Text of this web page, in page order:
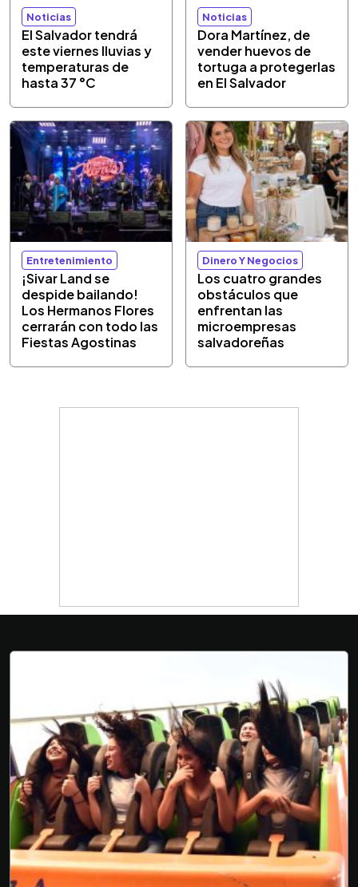
Noticias
El Salvador tendrá
este viernes lluvias y
temperaturas de
hasta 37 °C
Noticias
Dora Martínez, de
vender huevos de
tortuga a protegerlas
en El Salvador
Entretenimiento
¡Sivar Land se
despide bailando!
Los Hermanos Flores
cerrarán con todo las
Fiestas Agostinas
Dinero Y Negocios
Los cuatro grandes
obstáculos que
enfrentan las
microempresas
salvadoreñas